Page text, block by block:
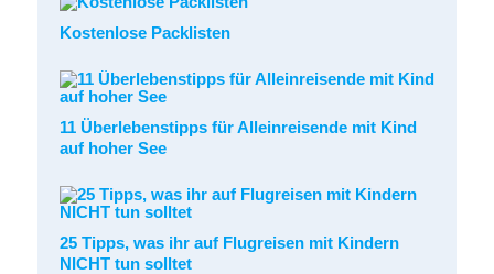
Kostenlose Packlisten
11 Überlebenstipps für Alleinreisende mit Kind
auf hoher See
25 Tipps, was ihr auf Flugreisen mit Kindern
NICHT tun solltet